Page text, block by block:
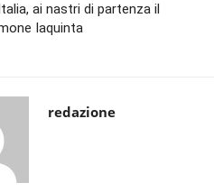
ai nastri di partenza il
Iaquinta
redazione